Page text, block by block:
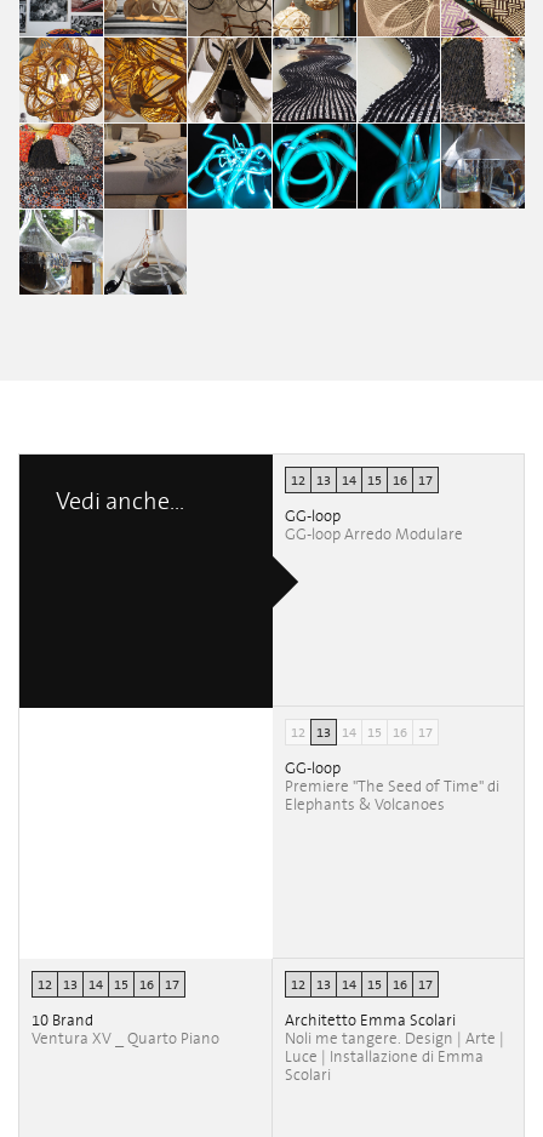
Giada Forges
Giada Forges
Giada Forges
Giada Forges
Giada Forges
Bar Crops and
Props
Giada Forges
Bar Crops and
Props
Francesca
Guzzo
Bar Crops and
Props
Francesca
Guzzo
Bar Crops and
Props
Chiara
Lancellotti
Bar Crops and
Props
Chiara
Lancellotti
Bar Crops and
Props
Chiara
Lancellotti
Bar Crops and
Props
Chiara
Lancellotti
Bar Crops and
Props
Chiara
Lancellotti
Bar Crops and
Props
Chiara
Lancellotti
Bar Crops and
Props
Chiara
Lancellotti
Bar Crops and
Props
Chiara
Lancellotti
Bar Crops and
Props
Chiara
Lancellotti
Bar Crops and
Props
Chiara
Lancellotti
Bar Crops and
Props
Chiara
Lancellotti
Vedi anche...
12 13 14 15 16 17
GG-loop
GG-loop Arredo Modulare
12 13 14 15 16 17
GG-loop
Premiere "The Seed of Time" di
Elephants & Volcanoes
12 13 14 15 16 17
10 Brand
Ventura XV _ Quarto Piano
12 13 14 15 16 17
Architetto Emma Scolari
Noli me tangere. Design | Arte |
Luce | Installazione di Emma
Scolari